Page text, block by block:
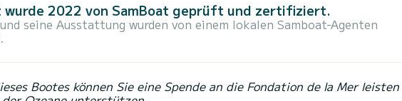
wurde 2022 von SamBoat geprüft und zertifiziert.
seine Ausstattung wurden von einem lokalen Samboat-Agenten
Bootes können Sie eine Spende an die Fondation de la Mer leisten